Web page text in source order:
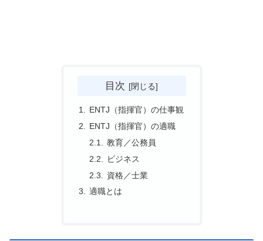
目次
ENTJ（指揮官）の仕事観
ENTJ（指揮官）の適職
教育／公務員
ビジネス
資格／士業
適職とは